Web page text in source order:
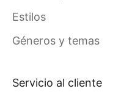
Estilos
Géneros y temas
Servicio al cliente